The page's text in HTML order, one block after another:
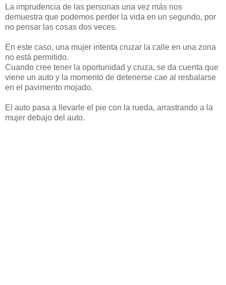
La imprudencia de las personas una vez más nos
demuestra que podemos perder la vida en un segundo, por
no pensar las cosas dos veces.
En este caso, una mujer intenta cruzar la calle en una zona
no está permitido.
Cuando cree tener la oportunidad y cruza, se da cuenta que
viene un auto y la momento de detenerse cae al resbalarse
en el pavimento mojado.
El auto pasa a llevarle el pie con la rueda, arrastrando a la
mujer debajo del auto.